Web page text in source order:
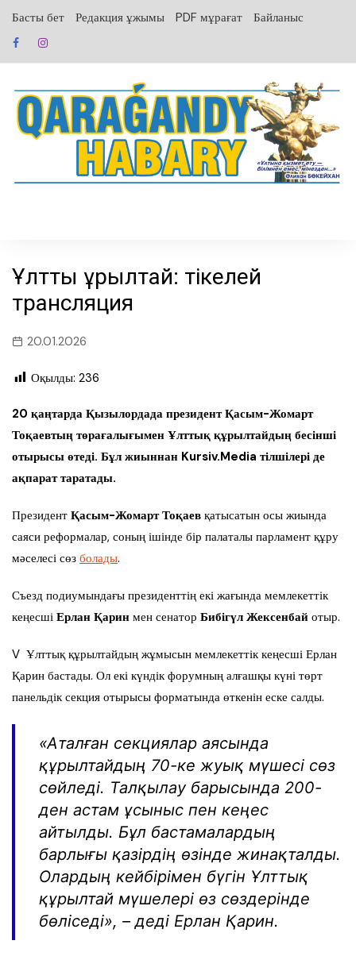
содержанию
Басты бет Редакция ұжымы PDF мұрағат Байланыс
Ұлттық құрылтай: тікелей
трансляция
20.01.2026
Оқылды: 236
20 қаңтарда Қызылордада президент Қасым-Жомарт
Тоқаевтың төрағалығымен Ұлттық құрылтайдың бесінші
отырысы өтеді. Бұл жиыннан Kursiv.Media тілшілері де
ақпарат таратады.
Президент Қасым-Жомарт Тоқаев қатысатын осы жиында
саяси реформалар, соның ішінде бір палаталы парламент құру
мәселесі сөз болады.
Съезд подиумындағы президенттің екі жағында мемлекеттік
кеңесші Ерлан Қарин мен сенатор Бибігүл Жексенбай отыр.
V Ұлттық құрылтайдың жұмысын мемлекеттік кеңесші Ерлан
Қарин бастады. Ол екі күндік форумның алғашқы күні төрт
панельдік секция отырысы форматында өткенін еске салды.
«Аталған секциялар аясында
құрылтайдың 70-ке жуық мүшесі сөз
сөйледі. Талқылау барысында 200-
ден астам ұсыныс пен кеңес
айтылды. Бұл бастамалардың
барлығы қазірдің өзінде жинақталды.
Олардың кейбірімен бүгін Ұлттық
құрылтай мүшелері өз сөздерінде
бөліседі», – деді Ерлан Қарин.